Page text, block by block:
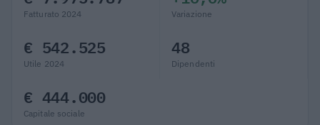
Fatturato 2024 Variazione
€ 542.525
Utile 2024
48
Dipendenti
€ 444.000
Capitale sociale